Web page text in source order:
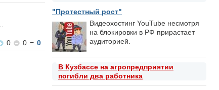
"Протестный рост"
Видеохостинг YouTube несмотря
на блокировки в РФ прирастает
аудиторией.
В Кузбассе на агропредприятии
погибли два работника
0
0 = 0